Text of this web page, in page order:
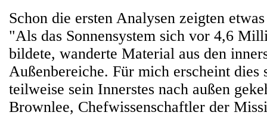
Schon die ersten Analysen zeigten
"Als das Sonnensystem sich vor 4,6
bildete, wanderte Material aus den
Außenbereiche. Für mich erscheint dies
teilweise sein Innerstes nach außen
Brownlee, Chefwissenschaftler der